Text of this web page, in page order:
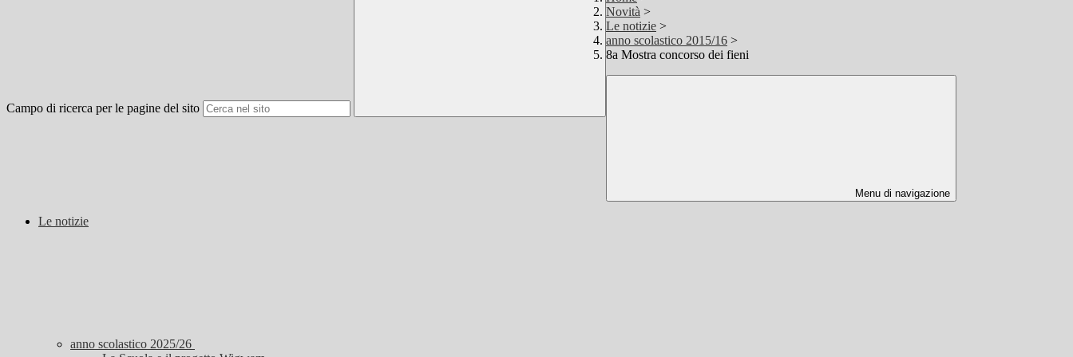
Campo di ricerca per le pagine del sito
Novità >
Le notizie >
anno scolastico 2015/16 >
8a Mostra concorso dei fieni
Menu di navigazione
Le notizie
anno scolastico 2025/26